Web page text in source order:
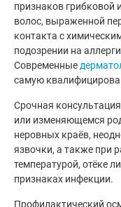
признаков грибковой
волос, выраженной
контакта с
подозрении на
Современные
самую
Срочная
или изменяющемся
неровных краёв,
язвочки, а также при
температурой, отёке
признаках инфекции.
Профилактический